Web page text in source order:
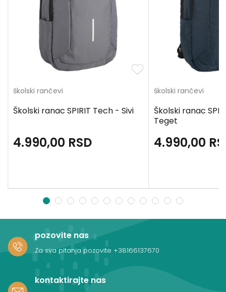
školski rančevi
Školski ranac SPIRIT Tech - Sivi
4.990,00 RSD
školski rančevi
Školski ranac
Teget
4.990,00
1 2 3 4 5 6 7 8 9 10 11 12
pozovite nas
Za sva pitanja pozovite +38166137670
kontaktirajte nas